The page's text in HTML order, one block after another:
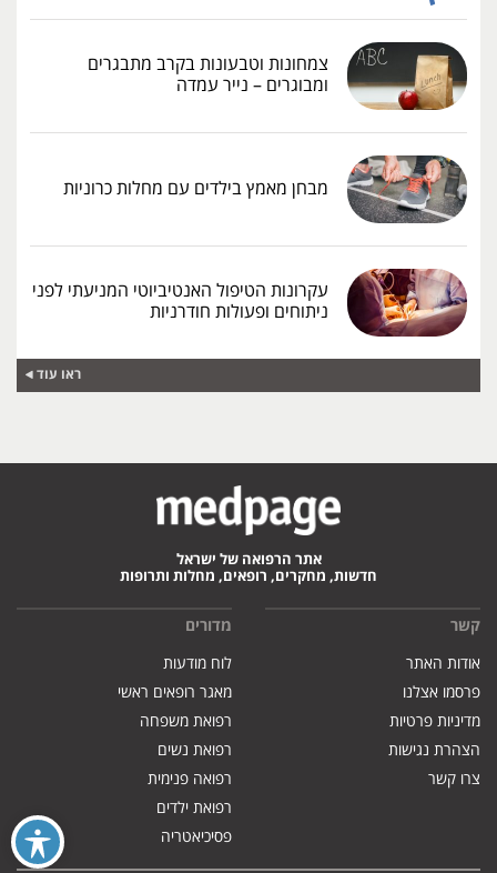
צמחונות וטבעונות בקרב מתבגרים
ומבוגרים – נייר עמדה
מבחן מאמץ בילדים עם מחלות כרוניות
עקרונות הטיפול האנטיביוטי המניעתי לפני
ניתוחים ופעולות חודרניות
ראו עוד
אתר הרפואה של ישראל
חדשות, מחקרים, רופאים, מחלות ותרופות
קשר
אודות האתר
פרסמו אצלנו
מדיניות פרטיות
הצהרת נגישות
צרו קשר
מדורים
לוח מודעות
מאגר רופאים ראשי
רפואת משפחה
רפואת נשים
רפואה פנימית
רפואת ילדים
פסיכיאטריה